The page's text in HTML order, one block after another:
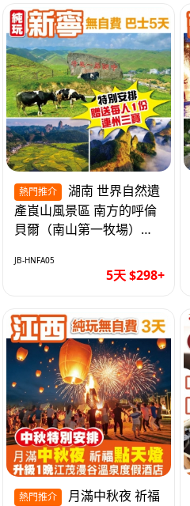
熱門推介
產崀山風景區 南方的呼倫
貝爾（南山第一牧場）夜
巴士5天
JB-HNFA05
5天 $298+
熱門推介